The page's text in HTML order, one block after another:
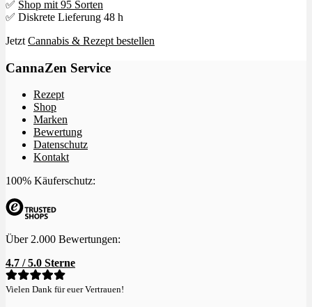
✅ Shop mit 95 Sorten
✅ Diskrete Lieferung 48 h
Jetzt Cannabis & Rezept bestellen
CannaZen Service
Rezept
Shop
Marken
Bewertung
Datenschutz
Kontakt
100% Käuferschutz:
Über 2.000 Bewertungen:
4.7 / 5.0 Sterne
Vielen Dank für euer Vertrauen!